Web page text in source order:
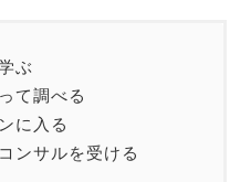
ぶ
て調べる
に入る
ンサルを受ける